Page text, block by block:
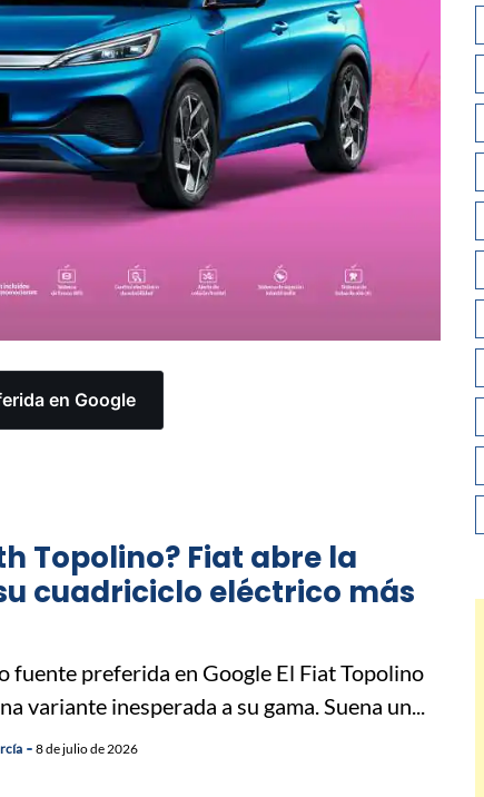
en Google
Topolino? Fiat abre la
cuadriciclo eléctrico más
fuente preferida en Google El Fiat Topolino
variante inesperada a su gama. Suena un...
8 de julio de 2026